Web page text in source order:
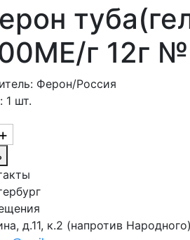
г 12г
Ферон/Россия
1 шт.
+
д.11, к.2 (напротив Народного)